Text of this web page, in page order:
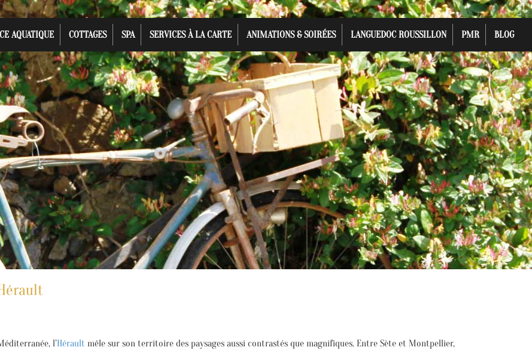
AQUATIQUE COTTAGES SPA SERVICES À LA CARTE ANIMATIONS & SOIRÉES LANGUEDOC ROUSSILLON PMR BLOG
l’Hérault mêle sur son territoire des paysages aussi contrastés que magnifiques. Entre Sète et Montpellier,